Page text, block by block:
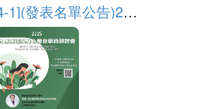
[研討會114-1](發表名單公告)2025自然療癒與身心整合學術研討會